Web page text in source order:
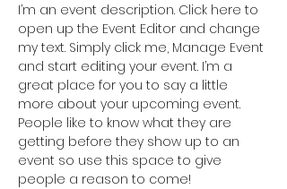
I’m an event description. Click here to
open up the Event Editor and change
my text. Simply click me, Manage Event
and start editing your event. I’m a
great place for you to say a little
more about your upcoming event.
People like to know what they are
getting before they show up to an
event so use this space to give
people a reason to come!